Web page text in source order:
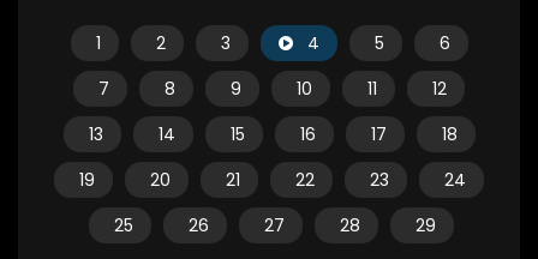
1 2 3 4 5
6
7
8 9 10 11
12
13
14 15 16 17
18
19
20 21 22 23
24
25
26 27 28 29